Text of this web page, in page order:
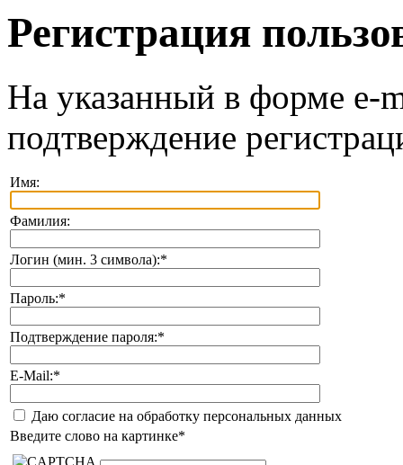
Регистрация
На указанный в форме e-
подтверждение
Имя:
Фамилия:
Логин (мин. 3 символа):*
Пароль:*
Подтверждение пароля:*
E-Mail:*
Даю согласие на обработку персональных данных
Введите слово на картинке*